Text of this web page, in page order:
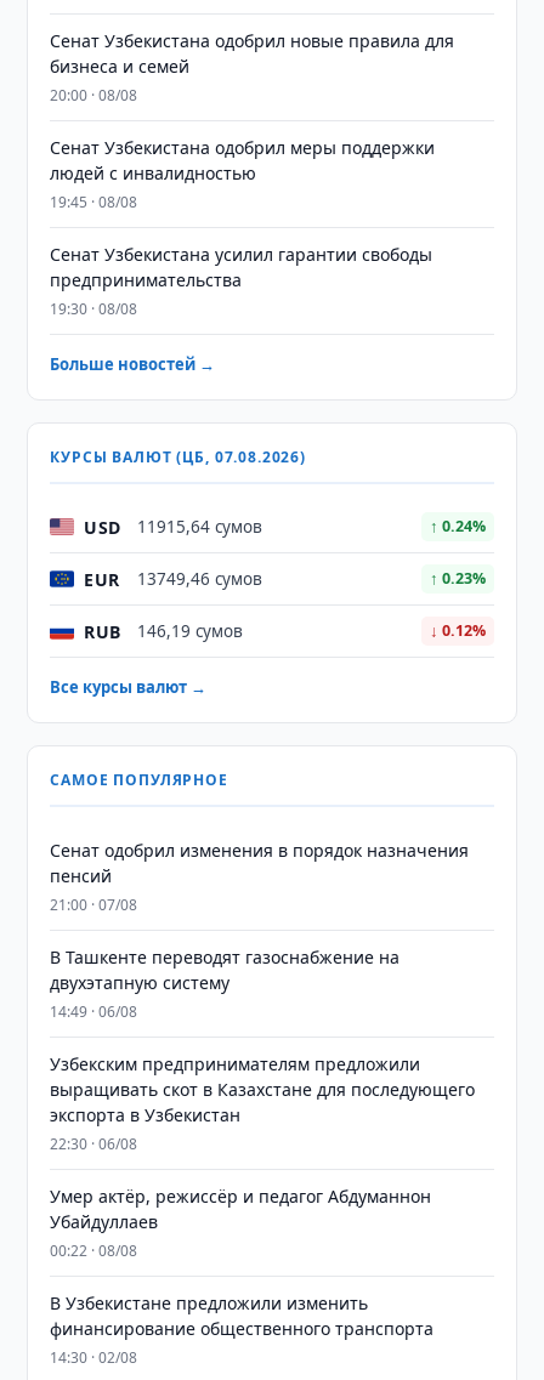
Сенат Узбекистана одобрил новые правила для
бизнеса и семей
20:00 · 08/08
Сенат Узбекистана одобрил меры поддержки
людей с инвалидностью
19:45 · 08/08
Сенат Узбекистана усилил гарантии свободы
предпринимательства
19:30 · 08/08
Больше новостей →
КУРСЫ ВАЛЮТ (ЦБ, 07.08.2026)
USD 11915,64 сумов ↑ 0.24%
EUR 13749,46 сумов ↑ 0.23%
RUB 146,19 сумов ↓ 0.12%
Все курсы валют →
САМОЕ ПОПУЛЯРНОЕ
Сенат одобрил изменения в порядок назначения
пенсий
21:00 · 07/08
В Ташкенте переводят газоснабжение на
двухэтапную систему
14:49 · 06/08
Узбекским предпринимателям предложили
выращивать скот в Казахстане для последующего
экспорта в Узбекистан
22:30 · 06/08
Умер актёр, режиссёр и педагог Абдуманнон
Убайдуллаев
00:22 · 08/08
В Узбекистане предложили изменить
финансирование общественного транспорта
14:30 · 02/08